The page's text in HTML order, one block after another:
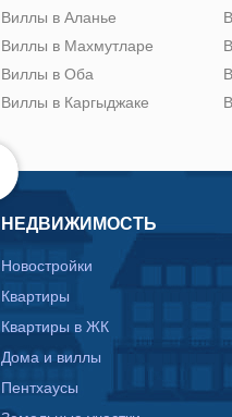
Виллы в Аланье
Виллы в Махмутларе
Виллы в Оба
Виллы в Каргыджаке
НЕДВИЖИМОСТЬ
Новостройки
Квартиры
Квартиры в ЖК
Дома и виллы
Пентхаусы